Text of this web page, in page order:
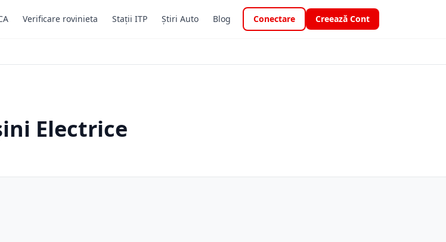
Verificare rovinieta Stații ITP Știri Auto Blog Conectare Creează Cont
Electrice